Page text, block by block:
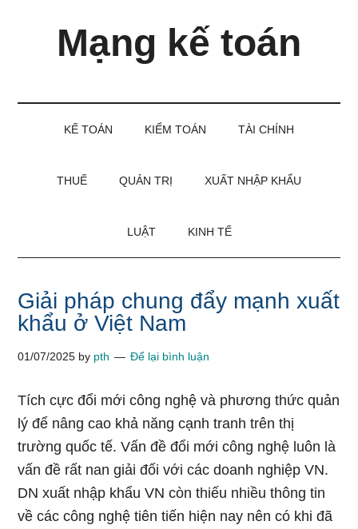
Mạng kế toán
KẾ TOÁN KIỂM TOÁN TÀI CHÍNH
THUẾ QUẢN TRỊ XUẤT NHẬP KHẨU
LUẬT KINH TẾ
Giải pháp chung đẩy mạnh xuất
khẩu ở Việt Nam
01/07/2025 by pth Để lại bình luận
Tích cực đổi mới công nghệ và phương thức quản
lý để nâng cao khả năng cạnh tranh trên thị
trường quốc tế. Vấn đề đổi mới công nghệ luôn là
vấn đề rất nan giải đối với các doanh nghiệp VN.
DN xuất nhập khẩu VN còn thiếu nhiều thông tin
về các công nghệ tiên tiến hiện nay nên có khi đã